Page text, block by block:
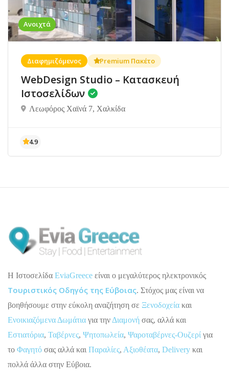
Ανοιχτά
Διαφημιζόμενος Premium Πακέτο
WebDesign Studio – Κατασκευή
Ιστοσελίδων
Λεωφόρος Χαϊνά 7, Χαλκίδα
H Ιστοσελίδα EviaGreece είναι ο μεγαλύτερος ηλεκτρονικός
Τουριστικός Οδηγός της Εύβοιας. Στόχος μας είναι να
βοηθήσουμε στην εύκολη αναζήτηση σε Ξενοδοχεία και
Ενοικιαζόμενα Δωμάτια για την Διαμονή σας, αλλά και
Εστιατόρια, Ταβέρνες, Ψητοπωλεία, Ψαροταβέρνες-Ουζερί για
το Φαγητό σας αλλά και Παραλίες, Αξιοθέατα, Delivery και
πολλά άλλα στην Εύβοια.